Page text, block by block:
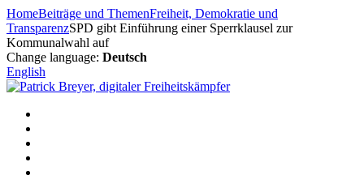
Zum
Inhalt
springen
HomeBeiträge und ThemenFreiheit, Demokratie und
TransparenzSPD gibt Einführung einer Sperrklausel zur
Kommunalwahl auf
Change language: Deutsch
English